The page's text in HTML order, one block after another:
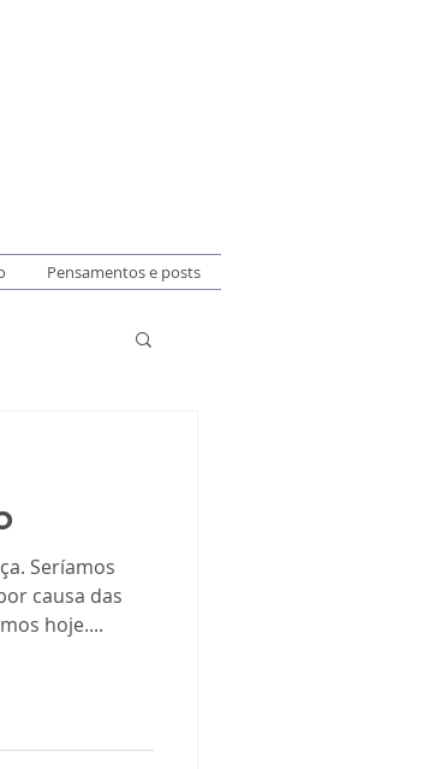
Pensamentos e posts
Seríamos
causa das
hoje....